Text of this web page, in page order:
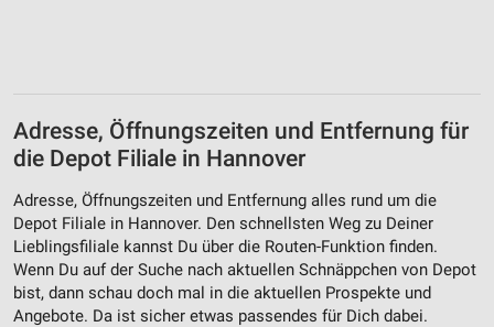
Adresse, Öffnungszeiten und Entfernung für
die Depot Filiale in Hannover
Adresse, Öffnungszeiten und Entfernung alles rund um die
Depot Filiale in Hannover. Den schnellsten Weg zu Deiner
Lieblingsfiliale kannst Du über die Routen-Funktion finden.
Wenn Du auf der Suche nach aktuellen Schnäppchen von Depot
bist, dann schau doch mal in die aktuellen Prospekte und
Angebote. Da ist sicher etwas passendes für Dich dabei.